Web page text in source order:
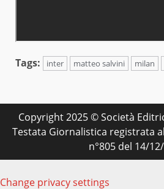
Tags: inter matteo salvini milan
Copyright 2025 © Società
Testata Giornalistica registrata
n°805 del 14/
Change privacy settings